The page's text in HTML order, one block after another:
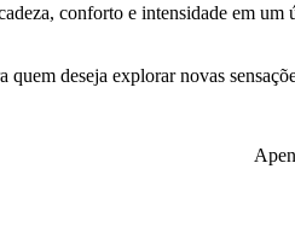
conforto e intensidade em
deseja explorar novas